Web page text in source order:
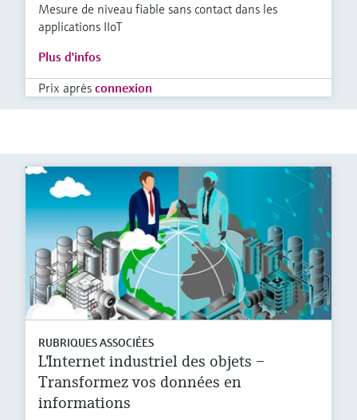
Mesure de niveau fiable sans contact dans les
applications IIoT
Plus d'infos
Prix après connexion
RUBRIQUES ASSOCIÉES
L'Internet industriel des objets –
Transformez vos données en
informations